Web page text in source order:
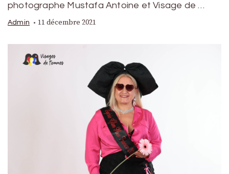
photographe Mustafa Antoine et Visage de …
Admin 11 décembre 2021